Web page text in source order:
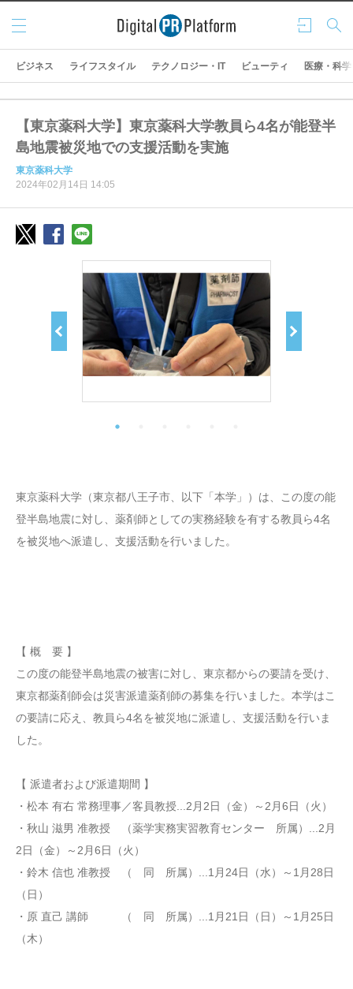
ログ
イン
検索
メニ
ュー
ビジネス ライフスタイル テクノロジー・IT ビューティ 医療・科学
【東京薬科大学】東京薬科大学教員ら4名が能登半
島地震被災地での支援活動を実施
東京薬科大学
2024年02月14日 14:05
東京薬科大学（東京都八王子市、以下「本学」）は、この度の能
登半島地震に対し、薬剤師としての実務経験を有する教員ら4名
を被災地へ派遣し、支援活動を行いました。
【 概 要 】
この度の能登半島地震の被害に対し、東京都からの要請を受け、
東京都薬剤師会は災害派遣薬剤師の募集を行いました。本学はこ
の要請に応え、教員ら4名を被災地に派遣し、支援活動を行いま
した。
【 派遣者および派遣期間 】
・松本 有右 常務理事／客員教授...2月2日（金）～2月6日（火）
・秋山 滋男 准教授 （薬学実務実習教育センター 所属）...2月
2日（金）～2月6日（火）
・鈴木 信也 准教授 （ 同 所属）...1月24日（水）～1月28日
（日）
・原 直己 講師 （ 同 所属）...1月21日（日）～1月25日
（木）